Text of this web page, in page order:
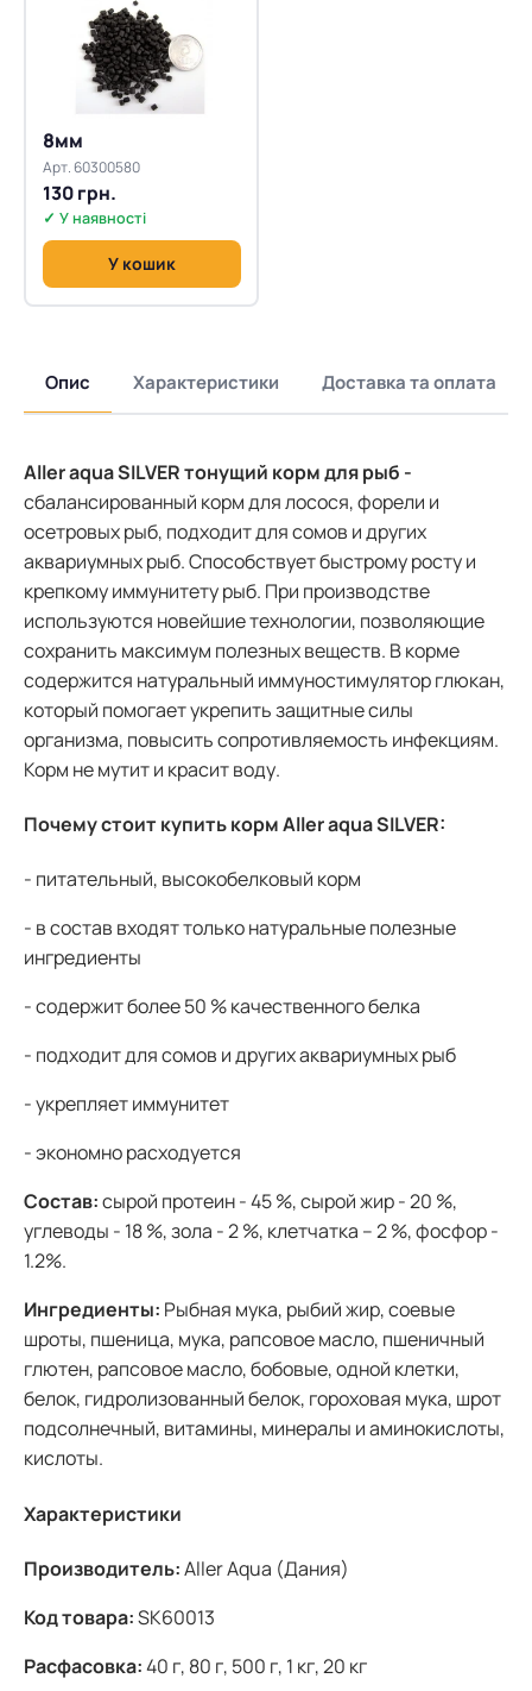
8мм
Арт. 60300580
130 грн.
✓ У наявності
У кошик
Опис Характеристики Доставка та оплата
Aller aqua SILVER тонущий корм для рыб -
сбалансированный корм для лосося, форели и
осетровых рыб, подходит для сомов и других
аквариумных рыб. Способствует быстрому росту и
крепкому иммунитету рыб. При производстве
используются новейшие технологии, позволяющие
сохранить максимум полезных веществ. В корме
содержится натуральный иммуностимулятор глюкан,
который помогает укрепить защитные силы
организма, повысить сопротивляемость инфекциям.
Корм не мутит и красит воду.
Почему стоит купитькорм Aller aqua SILVER:
- питательный, высокобелковый корм
- в состав входят только натуральные полезные
ингредиенты
- содержит более 50 % качественного белка
- подходит для сомов и других аквариумных рыб
- укрепляет иммунитет
- экономно расходуется
Состав:сырой протеин - 45 %, сырой жир - 20 %,
углеводы - 18 %, зола - 2 %, клетчатка – 2 %, фосфор -
1.2%.
Ингредиенты: Рыбная мука, рыбий жир, соевые
шроты, пшеница, мука, рапсовое масло, пшеничный
глютен, рапсовое масло, бобовые, одной клетки,
белок, гидролизованный белок, гороховая мука, шрот
подсолнечный, витамины, минералы и аминокислоты,
кислоты.
Характеристики
Производитель:Aller Aqua (Дания)
Код товара:SK60013
Расфасовка:40 г, 80 г, 500 г, 1 кг, 20 кг